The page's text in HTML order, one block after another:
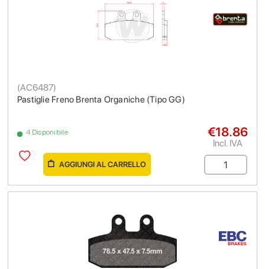
Pastiglie Freno Brenta Organiche (Tipo GG)
(AC6487)
4 Disponibile €18.86
Incl. IVA
AGGIUNGI AL CARRELLO